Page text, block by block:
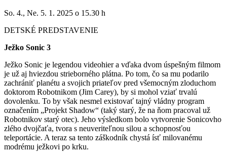
So. 4., Ne. 5. 1. 2025 o 15.30 h
DETSKÉ PREDSTAVENIE
Ježko Sonic 3
Ježko Sonic je legendou videohier a vďaka dvom úspešným filmom
je už aj hviezdou strieborného plátna. Po tom, čo sa mu podarilo
zachrániť planétu a svojich priateľov pred všemocným zloduchom
doktorom Robotnikom (Jim Carey), by si mohol vziať trvalú
dovolenku. To by však nesmel existovať tajný vládny program
označením „Projekt Shadow“ (taký starý, že na ňom pracoval už
Robotnikov starý otec). Jeho výsledkom bolo vytvorenie Sonicovho
zlého dvojčaťa, tvora s neuveriteľnou silou a schopnosťou
teleportácie. A teraz sa tento záškodník chystá ísť milovanému
modrému ježkovi po krku.